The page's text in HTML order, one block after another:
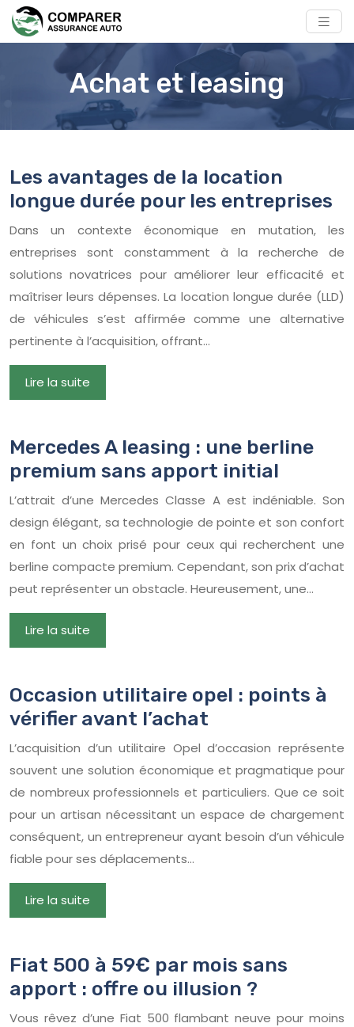
Achat et leasing
Les avantages de la location
longue durée pour les entreprises
Dans un contexte économique en mutation, les
entreprises sont constamment à la recherche de
solutions novatrices pour améliorer leur efficacité et
maîtriser leurs dépenses. La location longue durée (LLD)
de véhicules s’est affirmée comme une alternative
pertinente à l’acquisition, offrant…
Lire la suite
Mercedes A leasing : une berline
premium sans apport initial
L’attrait d’une Mercedes Classe A est indéniable. Son
design élégant, sa technologie de pointe et son confort
en font un choix prisé pour ceux qui recherchent une
berline compacte premium. Cependant, son prix d’achat
peut représenter un obstacle. Heureusement, une…
Lire la suite
Occasion utilitaire opel : points à
vérifier avant l’achat
L’acquisition d’un utilitaire Opel d’occasion représente
souvent une solution économique et pragmatique pour
de nombreux professionnels et particuliers. Que ce soit
pour un artisan nécessitant un espace de chargement
conséquent, un entrepreneur ayant besoin d’un véhicule
fiable pour ses déplacements…
Lire la suite
Fiat 500 à 59€ par mois sans
apport : offre ou illusion ?
Vous rêvez d’une Fiat 500 flambant neuve pour moins